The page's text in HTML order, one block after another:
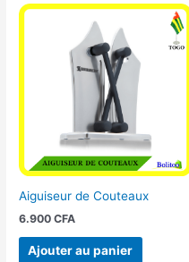
Aiguiseur de Couteaux
6.900CFA
Ajouter au panier